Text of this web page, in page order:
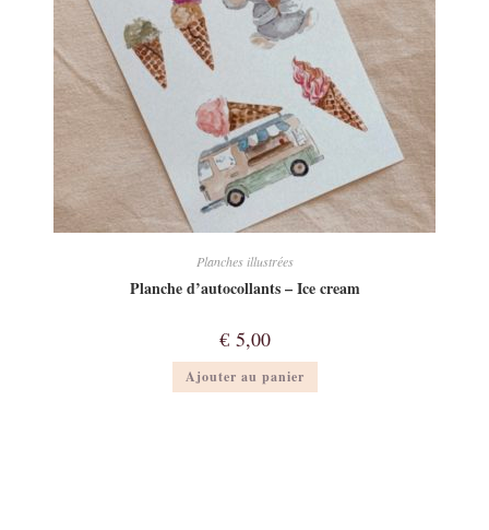
Planches illustrées
Planche d’autocollants – Ice cream
€5,00
Ajouter au panier